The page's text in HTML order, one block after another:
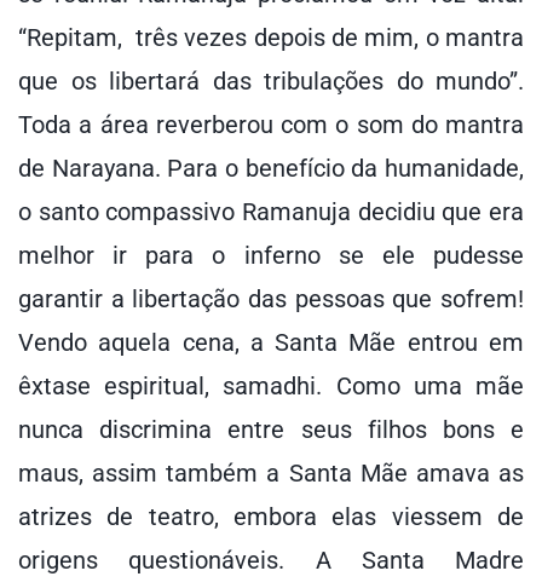
“Repitam, três vezes depois de mim, o mantra
que os libertará das tribulações do mundo”.
Toda a área reverberou com o som do mantra
de Narayana. Para o benefício da humanidade,
o santo compassivo Ramanuja decidiu que era
melhor ir para o inferno se ele pudesse
garantir a libertação das pessoas que sofrem!
Vendo aquela cena, a Santa Mãe entrou em
êxtase espiritual, samadhi. Como uma mãe
nunca discrimina entre seus filhos bons e
maus, assim também a Santa Mãe amava as
atrizes de teatro, embora elas viessem de
origens questionáveis. A Santa Madre